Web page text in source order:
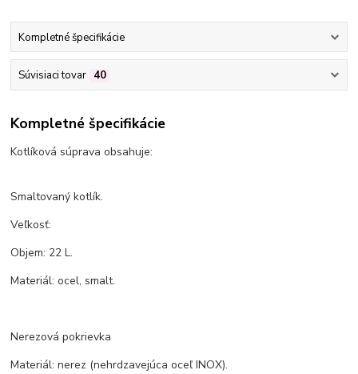
Kompletné špecifikácie
Súvisiaci tovar 40
Kompletné špecifikácie
Kotlíková súprava obsahuje:
Smaltovaný kotlík.
Veľkosť:
Objem: 22 L.
Materiál: ocel, smalt.
Nerezová pokrievka
Materiál: nerez (nehrdzavejúca oceľ INOX).